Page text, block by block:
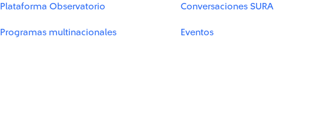
Plataforma Observatorio
Programas multinacionales
Conversaciones SURA
Eventos